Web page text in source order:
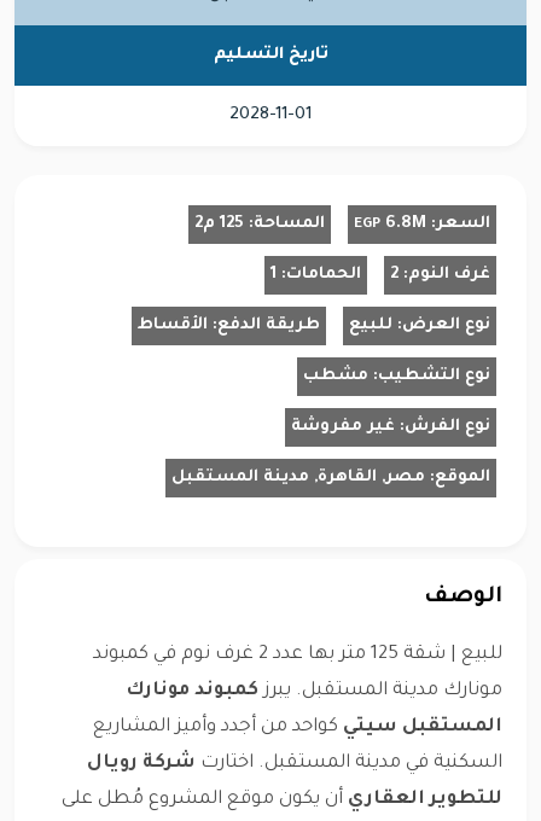
تاريخ التسليم
2028-11-01
السعر: 6.8M
EGP المساحة: 125 م2
غرف النوم: 2 الحمامات: 1
نوع العرض: للبيع طريقة الدفع: الأقساط
نوع التشطيب: مشطب
نوع الفرش: غير مفروشة
الموقع: مصر, القاهرة, مدينة المستقبل
الوصف
للبيع | شقة 125 متر بها عدد 2 غرف نوم في كمبوند
مونارك مدينة المستقبل. يبرزكمبوند مونارك
المستقبل سيتي كواحد من أجدد وأميز المشاريع
السكنية في مدينة المستقبل. اختارت شركة رويال
للتطوير العقاري أن يكون موقع المشروع مُطل على